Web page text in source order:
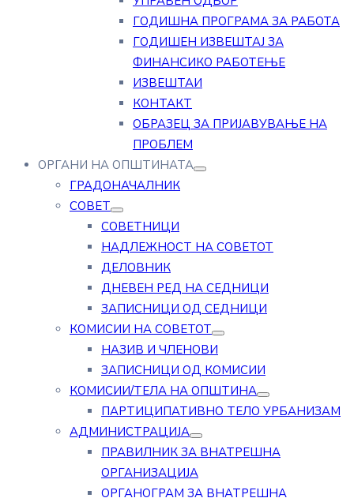
ГОДИШНА ПРОГРАМА ЗА РАБОТА
ГОДИШЕН ИЗВЕШТАЈ ЗА
ФИНАНСИКО РАБОТЕЊЕ
ИЗВЕШТАИ
КОНТАКТ
ОБРАЗЕЦ ЗА ПРИЈАВУВАЊЕ НА
ПРОБЛЕМ
ОРГАНИ НА ОПШТИНАТА
ГРАДОНАЧАЛНИК
СОВЕТ
СОВЕТНИЦИ
НАДЛЕЖНОСТ НА СОВЕТОТ
ДЕЛОВНИК
ДНЕВЕН РЕД НА СЕДНИЦИ
ЗАПИСНИЦИ ОД СЕДНИЦИ
КОМИСИИ НА СОВЕТОТ
НАЗИВ И ЧЛЕНОВИ
ЗАПИСНИЦИ ОД КОМИСИИ
КОМИСИИ/ТЕЛА НА ОПШТИНА
ПАРТИЦИПАТИВНО ТЕЛО УРБАНИЗАМ
АДМИНИСТРАЦИЈА
ПРАВИЛНИК ЗА ВНАТРЕШНА
ОРГАНИЗАЦИЈА
ОРГАНОГРАМ ЗА ВНАТРЕШНА